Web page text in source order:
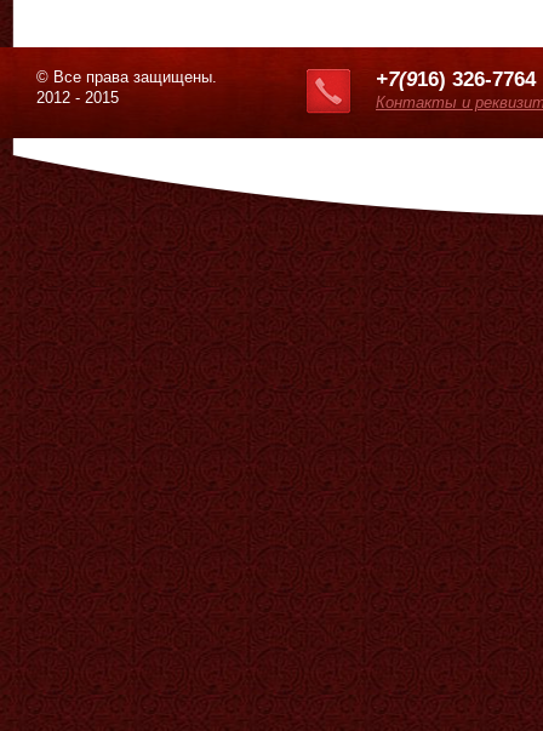
© Все права защищены.
2012 - 2015
+7(916) 326-7764
Контакты и